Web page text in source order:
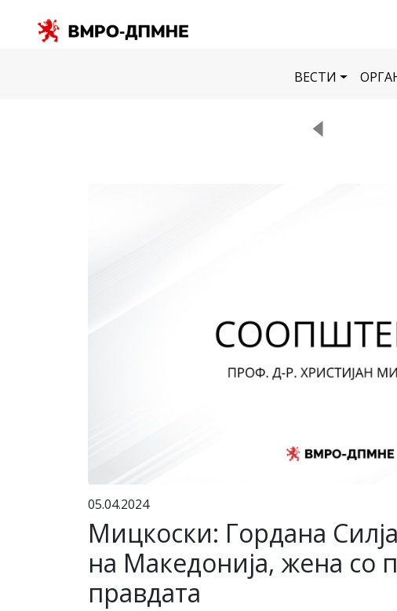
ВЕСТИ
05.04.2024
Мицкоски: Гордана
на Македонија, жена со
правдата